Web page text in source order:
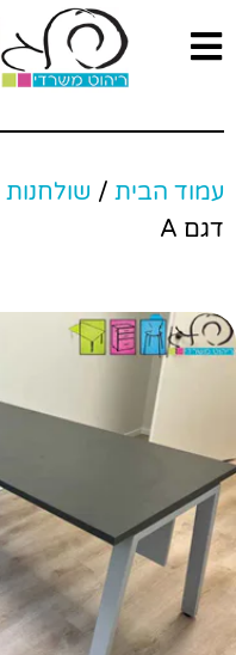
עמוד הבית/ שולחנות
דגם A